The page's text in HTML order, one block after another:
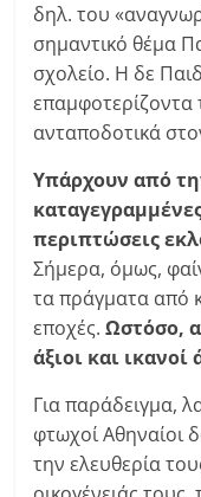
δηλ. του
σημαντικό θέμα
σχολείο. Η δε
επαμφοτερίζοντα
ανταποδοτικά
Υπάρχουν από
περιπτώσεις
Σήμερα, όμως,
τα πράγματα από
εποχές.Ωστόσο,
άξιοι και ικανοί
Για παράδειγμα,
φτωχοί Αθηναίοι
την ελευθερία